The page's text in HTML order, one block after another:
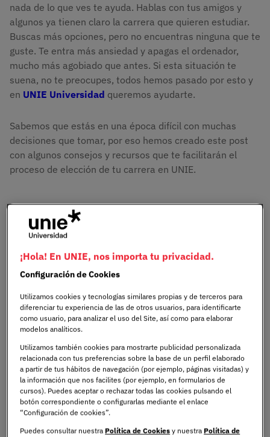
nada de lo que ves te ayuda. Hablas con tus amigos y
algunos ya tienen claro la carrera que quieren estudiar.
Buscas más opciones, pero no encuentras ninguna que te
guste. Te entra más ansiedad y apagas el ordenador,
mucho más agobiado que antes. Si esta situación te
suena, no te preocupes, todos hemos pasado por esto y
en UNIE Universidad queremos ayudarte.
Sabemos que estás en una época difícil con muchas
decisiones que tomar, por eso hemos creado este post
con algunos consejos y recursos que te facilitarán el
proceso de elección de tu carrera en UNIE.
Descubriendo tu camino
académico en UNIE
En UNIE, no solo te ofrecemos una formación
demandas del mercado laboral, también te asesoramos y
acompañamos en todo el proceso, solucionando todas
las dudas que te puedan surgir en el camino.
Explora una gran variedad
de opciones de programas
académicos
¡Hola! En UNIE, nos importa tu privacidad.
Configuración de Cookies
Utilizamos cookies y tecnologías similares propias y de terceros para
diferenciar tu experiencia de las de otros usuarios, para identificarte
como usuario, para analizar el uso del Site, así como para elaborar
modelos analíticos.
Utilizamos también cookies para mostrarte publicidad personalizada
relacionada con tus preferencias sobre la base de un perfil elaborado
a partir de tus hábitos de navegación (por ejemplo, páginas visitadas) y
la información que nos facilites (por ejemplo, en formularios de
cursos). Puedes aceptar o rechazar todas las cookies pulsando el
botón correspondiente o configurarlas mediante el enlace
“Configuración de cookies”.
Puedes consultar nuestra Política de Cookies y nuestra Política de